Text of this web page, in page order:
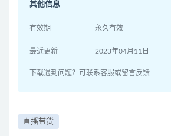
其他信息
有效期 永久有效
最近更新 2023年04月11日
下载遇到问题？可联系客服或留言反馈
直播带货